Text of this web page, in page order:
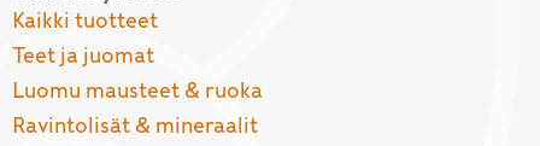
Kaikki tuotteet
Teet ja juomat
Luomu mausteet & ruoka
Ravintolisät & mineraalit